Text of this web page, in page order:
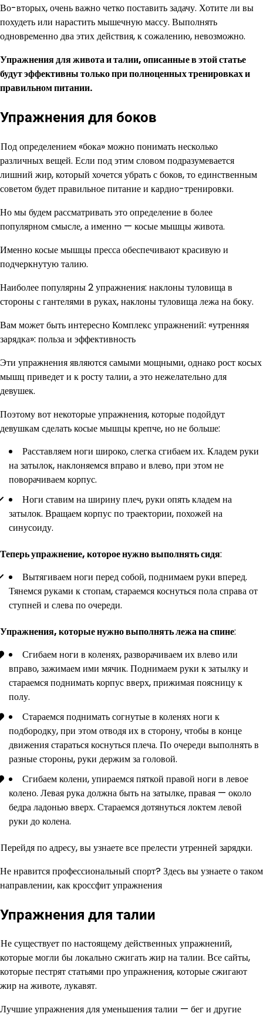
Во-вторых, очень важно четко поставить задачу. Хотите ли вы
похудеть или нарастить мышечную массу. Выполнять
одновременно два этих действия, к сожалению, невозможно.
Упражнения для живота и талии, описанные в этой статье
будут эффективны только при полноценных тренировках и
правильном питании.
Упражнения для боков
Под определением «бока» можно понимать несколько
различных вещей. Если под этим словом подразумевается
лишний жир, который хочется убрать с боков, то единственным
советом будет правильное питание и кардио-тренировки.
Но мы будем рассматривать это определение в более
популярном смысле, а именно — косые мышцы живота.
Именно косые мышцы пресса обеспечивают красивую и
подчеркнутую талию.
Наиболее популярны 2 упражнения: наклоны туловища в
стороны с гантелями в руках, наклоны туловища лежа на боку.
Вам может быть интересно Комплекс упражнений: «утренняя
зарядка»: польза и эффективность
Эти упражнения являются самыми мощными, однако рост косых
мышц приведет и к росту талии, а это нежелательно для
девушек.
Поэтому вот некоторые упражнения, которые подойдут
девушкам сделать косые мышцы крепче, но не больше:
Расставляем ноги широко, слегка сгибаем их. Кладем руки
на затылок, наклоняемся вправо и влево, при этом не
поворачиваем корпус.
Ноги ставим на ширину плеч, руки опять кладем на
затылок. Вращаем корпус по траектории, похожей на
синусоиду.
Теперь упражнение, которое нужно выполнять сидя:
Вытягиваем ноги перед собой, поднимаем руки вперед.
Тянемся руками к стопам, стараемся коснуться пола справа от
ступней и слева по очереди.
Упражнения, которые нужно выполнять лежа на спине:
Сгибаем ноги в коленях, разворачиваем их влево или
вправо, зажимаем ими мячик. Поднимаем руки к затылку и
стараемся поднимать корпус вверх, прижимая поясницу к
полу.
Стараемся поднимать согнутые в коленях ноги к
подбородку, при этом отводя их в сторону, чтобы в конце
движения стараться коснуться плеча. По очереди выполнять в
разные стороны, руки держим за головой.
Сгибаем колени, упираемся пяткой правой ноги в левое
колено. Левая рука должна быть на затылке, правая — около
бедра ладонью вверх. Стараемся дотянуться локтем левой
руки до колена.
Перейдя по адресу, вы узнаете все прелести утренней зарядки.
Не нравится профессиональный спорт? Здесь вы узнаете о таком
направлении, как кроссфит упражнения
Упражнения для талии
Не существует по настоящему действенных упражнений,
которые могли бы локально сжигать жир на талии. Все сайты,
которые пестрят статьями про упражнения, которые сжигают
жир на животе, лукавят.
Лучшие упражнения для уменьшения талии — бег и другие